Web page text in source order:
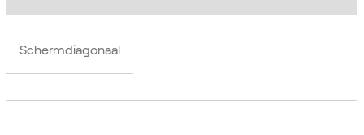
Schermdiagonaal